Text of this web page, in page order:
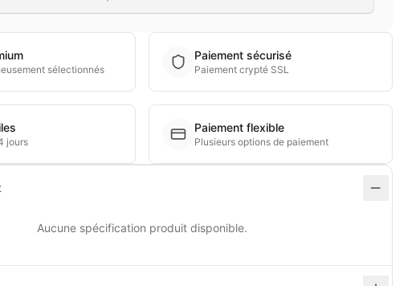
sélectionnés
Paiement sécurisé
Paiement crypté SSL
jours
Paiement flexible
Plusieurs options de paiement
Aucune spécification produit disponible.